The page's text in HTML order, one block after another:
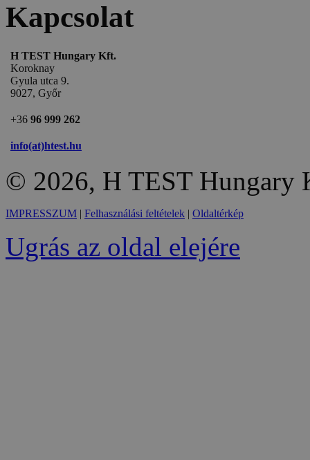
Kapcsolat
H TEST Hungary Kft.
Koroknay
Gyula utca 9.
9027, Győr
+36 96 999 262
info(at)htest.hu
© 2026, H TEST Hungary
IMPRESSZUM | Felhasználási feltételek | Oldaltérkép
Ugrás az oldal elejére